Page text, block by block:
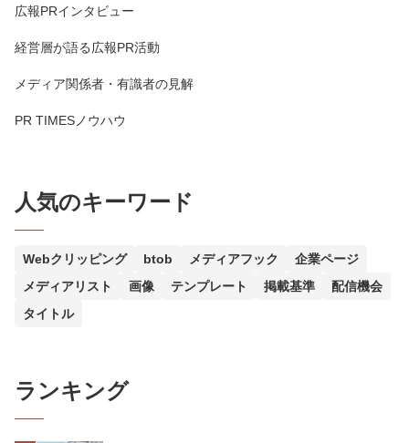
広報PRインタビュー
経営層が語る広報PR活動
メディア関係者・有識者の見解
PR TIMESノウハウ
人気のキーワード
Webクリッピング btob メディアフック
企業ページ
メディアリスト
画像 テンプレート 掲載基準
配信機会
タイトル
ランキング